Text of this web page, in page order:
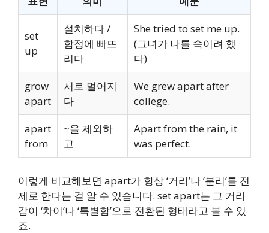
set
up
설치하다 /
함정에 빠뜨
리다
She tried to set me up.
(그녀가 나를 속이려 했
다)
grow
apart
서로 멀어지
다
We grew apart after
college.
apart
from
~을 제외하
고
Apart from the rain, it
was perfect.
이렇게 비교해보면 apart가 항상 ‘거리’나 ‘분리’를 전
제로 한다는 걸 알 수 있습니다. set apart는 그 거리
감이 ‘차이’나 ‘특별함’으로 전환된 형태라고 볼 수 있
죠.